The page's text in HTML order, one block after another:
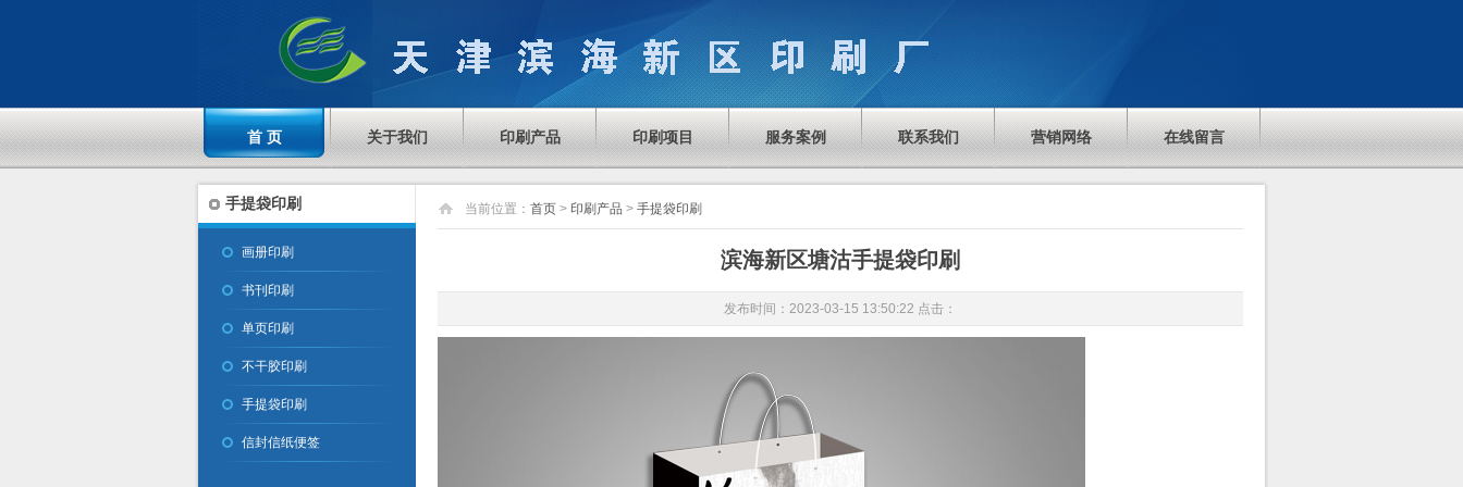
首 页 关于我们 印刷产品 印刷项目 服务案例 联系我们 营销网络 在线留言
手提袋印刷
画册印刷
书刊印刷
单页印刷
不干胶印刷
手提袋印刷
信封信纸便签
当前位置： 首页 > 印刷产品 > 手提袋印刷
滨海新区塘沽手提袋印刷
发布时间：2023-03-15 13:50:22 点击：